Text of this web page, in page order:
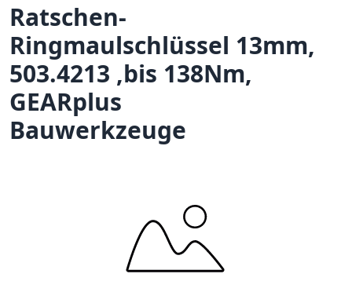
Ratschen-
Ringmaulschlüssel 13mm,
503.4213 ,bis 138Nm,
GEARplus
Bauwerkzeuge